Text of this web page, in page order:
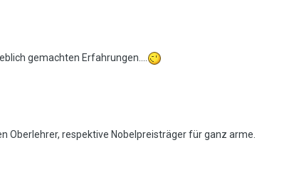
gemachten Erfahrungen....
Oberlehrer, respektive Nobelpreisträger für ganz arme.